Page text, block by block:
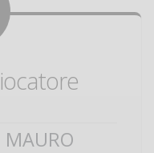
MAURO